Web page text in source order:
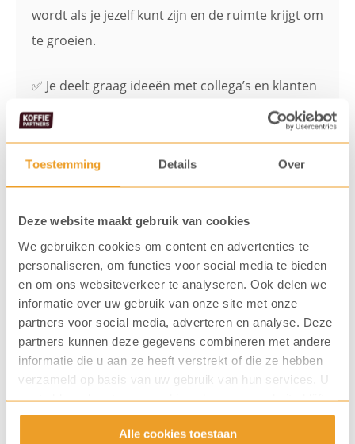
Toestemming Details Over
Deze website maakt gebruik van cookies
We gebruiken cookies om content en advertenties te
personaliseren, om functies voor social media te bieden
en om ons websiteverkeer te analyseren. Ook delen we
informatie over uw gebruik van onze site met onze
partners voor social media, adverteren en analyse. Deze
partners kunnen deze gegevens combineren met andere
informatie die u aan ze heeft verstrekt of die ze hebben
verzameld op basis van uw gebruik van hun services. U
gaat akkoord met onze cookies als u onze website blijft
gebruiken.
Alle cookies toestaan
wordt als je jezelf kunt zijn en de ruimte krijgt om
te groeien.
✅ Je deelt graag ideeën met collega’s en klanten
✅ Targets motiveren je, maar klanttevredenheid
✅ Je begeleidt klanten van offerte tot plaatsing
van de machine
✅ Je vindt elke klant belangrijk
✅ Je wilt groeien in je vak en samen successen
vieren
✅ Je herkent jezelf in onze kernwaarden:
empathisch, proactief, vriendelijk, verbindend en
resultaatgericht